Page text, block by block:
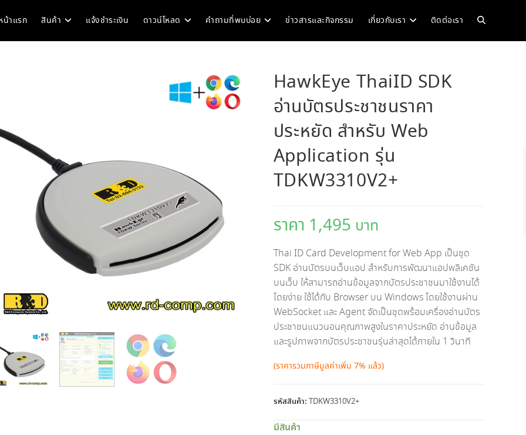
น้าแรก สินค้า แจ้งชำระเงิน ดาวน์โหลด คำถามที่พบบ่อย ข่าวสารและกิจกรรม เกี่ยวกับเรา ติดต่อเรา Toggle
HawkEye ThaiID SDK
อ่านบัตรประชาชนราคา
ประหยัด สำหรับ Web
Application รุ่น
TDKW3310V2+
1,495
Thai ID Card Development for Web App เป็นชุด
SDK อ่านบัตรบนเว็บแอป สำหรับการพัฒนาแอปพลิเคชัน
บนเว็บ ให้สามารถอ่านข้อมูลจากบัตรประชาชนมาใช้งานได้
โดยง่าย ใช้ได้กับ Browser บน Windows โดยใช้งานผ่าน
WebSocket และ Agent จัดเป็นชุดพร้อมเครื่องอ่านบัตร
ประชาชนแนวนอนคุณภาพสูงในราคาประหยัด อ่านข้อมูล
และรูปภาพจากบัตรประชาชนรุ่นล่าสุดได้ภายใน 1 วินาที
(ราคารวมภาษีมูลค่าเพิ่ม 7% แล้ว)
รหัสสินค้า: TDKW3310V2+
มีสินค้า